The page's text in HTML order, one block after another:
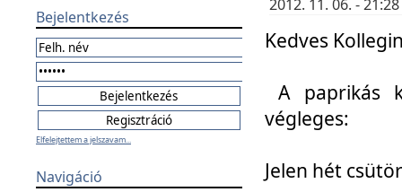
Bejelentkezés
Elfelejtettem a jelszavam...
Navigáció
2012. 11. 06. -
Kedves
A paprikás
végleges:
Jelen hét